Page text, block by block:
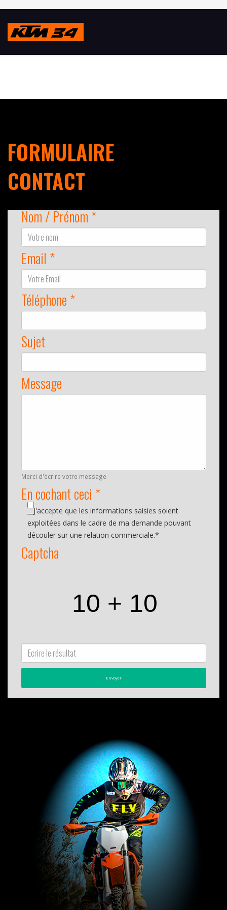
FORMULAIRE
CONTACT
Nom / Prénom *
Email *
Téléphone *
Sujet
Message
Merci d'écrire votre message
En cochant ceci *
__J'accepte que les informations saisies soient
exploitées dans le cadre de ma demande pouvant
découler sur une relation commerciale.*
Captcha
Envoyer